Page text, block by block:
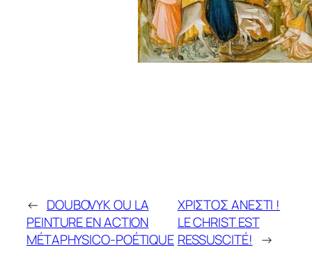
← DOUBOVYK OU LA
PEINTURE EN ACTION
MÉTAPHYSICO-POÉTIQUE
ΧΡΙΣΤΟΣ ΑΝΕΣΤΙ !
LE CHRIST EST
RESSUSCITÉ! →